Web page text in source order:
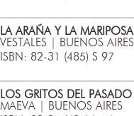
LA ARAÑA Y LA MARIPOSA
VESTALES | BUENOS AIRES
ISBN: 82-31 (485) S 97
LOS GRITOS DEL PASADO
MAEVA | BUENOS AIRES